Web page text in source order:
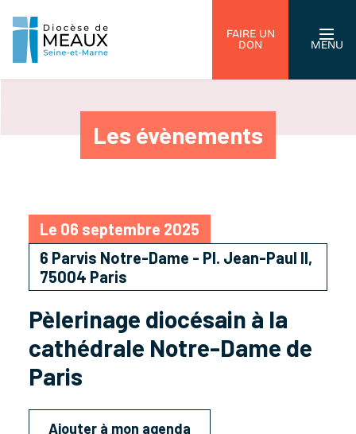
FAIRE UN
DON
MENU
Les évènements
Le 06 septembre 2025
6 Parvis Notre-Dame - Pl. Jean-Paul II,
75004 Paris
Pèlerinage diocésain à la
cathédrale Notre-Dame de
Paris
Ajouter à mon agenda